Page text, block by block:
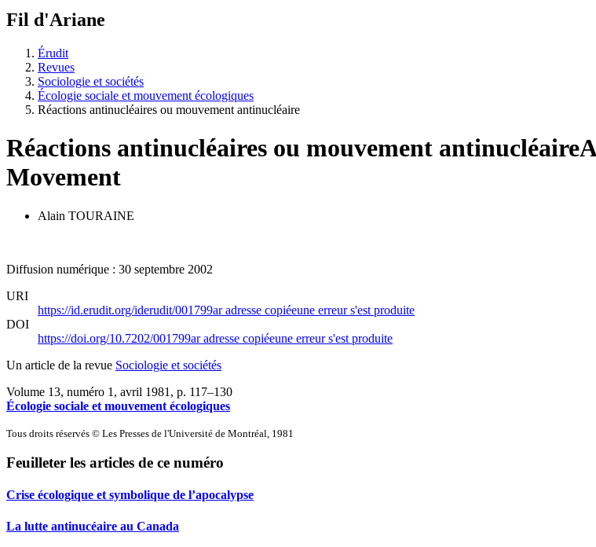
Fil d'Ariane
Érudit
Revues
Sociologie et sociétés
Écologie sociale et mouvement écologiques
Réactions antinucléaires ou mouvement antinucléaire
Réactions antinucléaires ou mouvement antinucléaire
Movement
Alain TOURAINE
Diffusion numérique : 30 septembre 2002
URI
https://id.erudit.org/iderudit/001799aradresse copiéeune erreur s'est produite
DOI
https://doi.org/10.7202/001799aradresse copiéeune erreur s'est produite
Un article de la revue Sociologie et sociétés
Volume 13, numéro 1, avril 1981 , p. 117–130
Écologie sociale et mouvement écologiques
Tous droits réservés © Les Presses de l'Université de Montréal, 1981
Feuilleter les articles de ce numéro
Crise écologique et symbolique de l’apocalypse
La lutte antinucéaire au Canada